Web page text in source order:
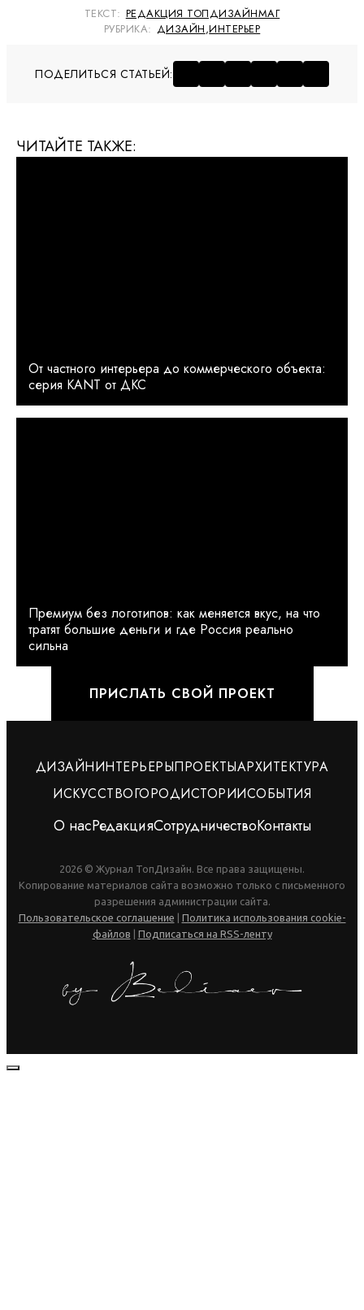
ТЕКСТ: РЕДАКЦИЯ ТОПДИЗАЙНМАГ
РУБРИКА: ДИЗАЙН,ИНТЕРЬЕР
ПОДЕЛИТЬСЯ СТАТЬЕЙ:
ЧИТАЙТЕ ТАКЖЕ:
От частного интерьера до коммерческого объекта:
серия KANT от ДКС
Премиум без логотипов: как меняется вкус, на что
тратят большие деньги и где Россия реально
сильна
ПРИСЛАТЬ СВОЙ ПРОЕКТ
ДИЗАЙНИНТЕРЬЕРЫПРОЕКТЫАРХИТЕКТУРА
ИСКУССТВОГОРОДИСТОРИИСОБЫТИЯ
О насРедакцияСотрудничествоКонтакты
2026 © Журнал ТопДизайн. Все права защищены.
Копирование материалов сайта возможно только с письменного
разрешения администрации сайта.
Пользовательское соглашение
Политика использования cookie-
файлов
Подписаться на RSS-ленту